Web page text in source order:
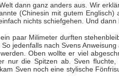
dann ganz anders aus. Wir
(Chinesin mit gutem Englisch)
nichts schiefgehen. Und dann
paar Milimeter durften
jedenfalls nach Svens
Oben wollte er viel
nur die Spitzen ab. Sven fluchte,
Sven noch eine stylische